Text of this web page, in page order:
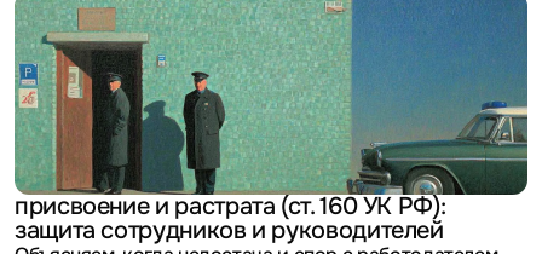
присвоение и растрата (ст. 160 УК РФ):
защита сотрудников и руководителей